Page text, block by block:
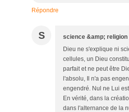
Répondre
S science &amp; religion
Dieu ne s'explique ni
cellules, un Dieu
parfait et ne peut être
l'absolu, Il n'a pas
engendré. Nul ne Lui
En vérité, dans la
dans l'alternance de la